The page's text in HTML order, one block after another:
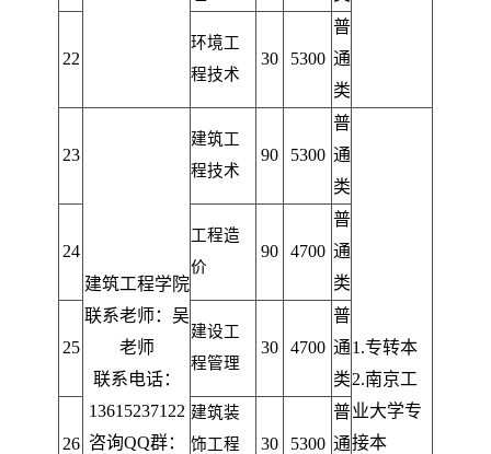
22
环境工
程技术
30 5300
普
通
类
23
建筑工程学院
联系老师：吴
老师
联系电话：
13615237122
咨询QQ群：
建筑工
程技术
90 5300
普
通
类
1.专转本
2.南京工
业大学专
接本
24
工程造
价
90 4700
普
通
类
25
建设工
程管理
30 4700
普
通
类
26
建筑装
饰工程
30 5300
普
通